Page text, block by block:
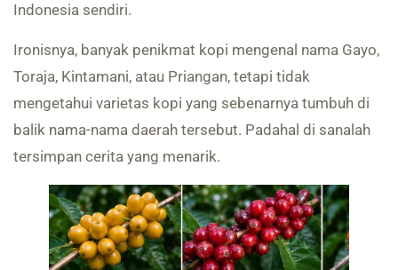
Indonesia sendiri.
Ironisnya, banyak penikmat kopi mengenal nama Gayo,
Toraja, Kintamani, atau Priangan, tetapi tidak
mengetahui varietas kopi yang sebenarnya tumbuh di
balik nama-nama daerah tersebut. Padahal di sanalah
tersimpan cerita yang menarik.